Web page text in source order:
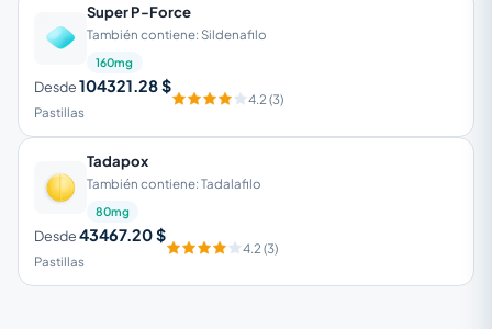
Super P-Force
También contiene: Sildenafilo
160mg
Desde104321.28 $
Pastillas
4.2 (3)
Tadapox
También contiene: Tadalafilo
80mg
Desde43467.20 $
Pastillas
4.2 (3)